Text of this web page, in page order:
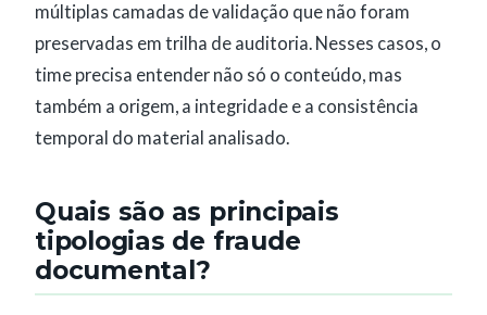
múltiplas camadas de validação que não foram
preservadas em trilha de auditoria. Nesses casos, o
time precisa entender não só o conteúdo, mas
também a origem, a integridade e a consistência
temporal do material analisado.
Quais são as principais
tipologias de fraude
documental?